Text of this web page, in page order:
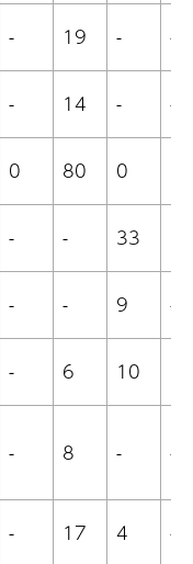
- 19 -
-
- 14 -
-
0 80 0
- - 33
- - 9
-
- 6 10
- 8 - -
- 17 4
-